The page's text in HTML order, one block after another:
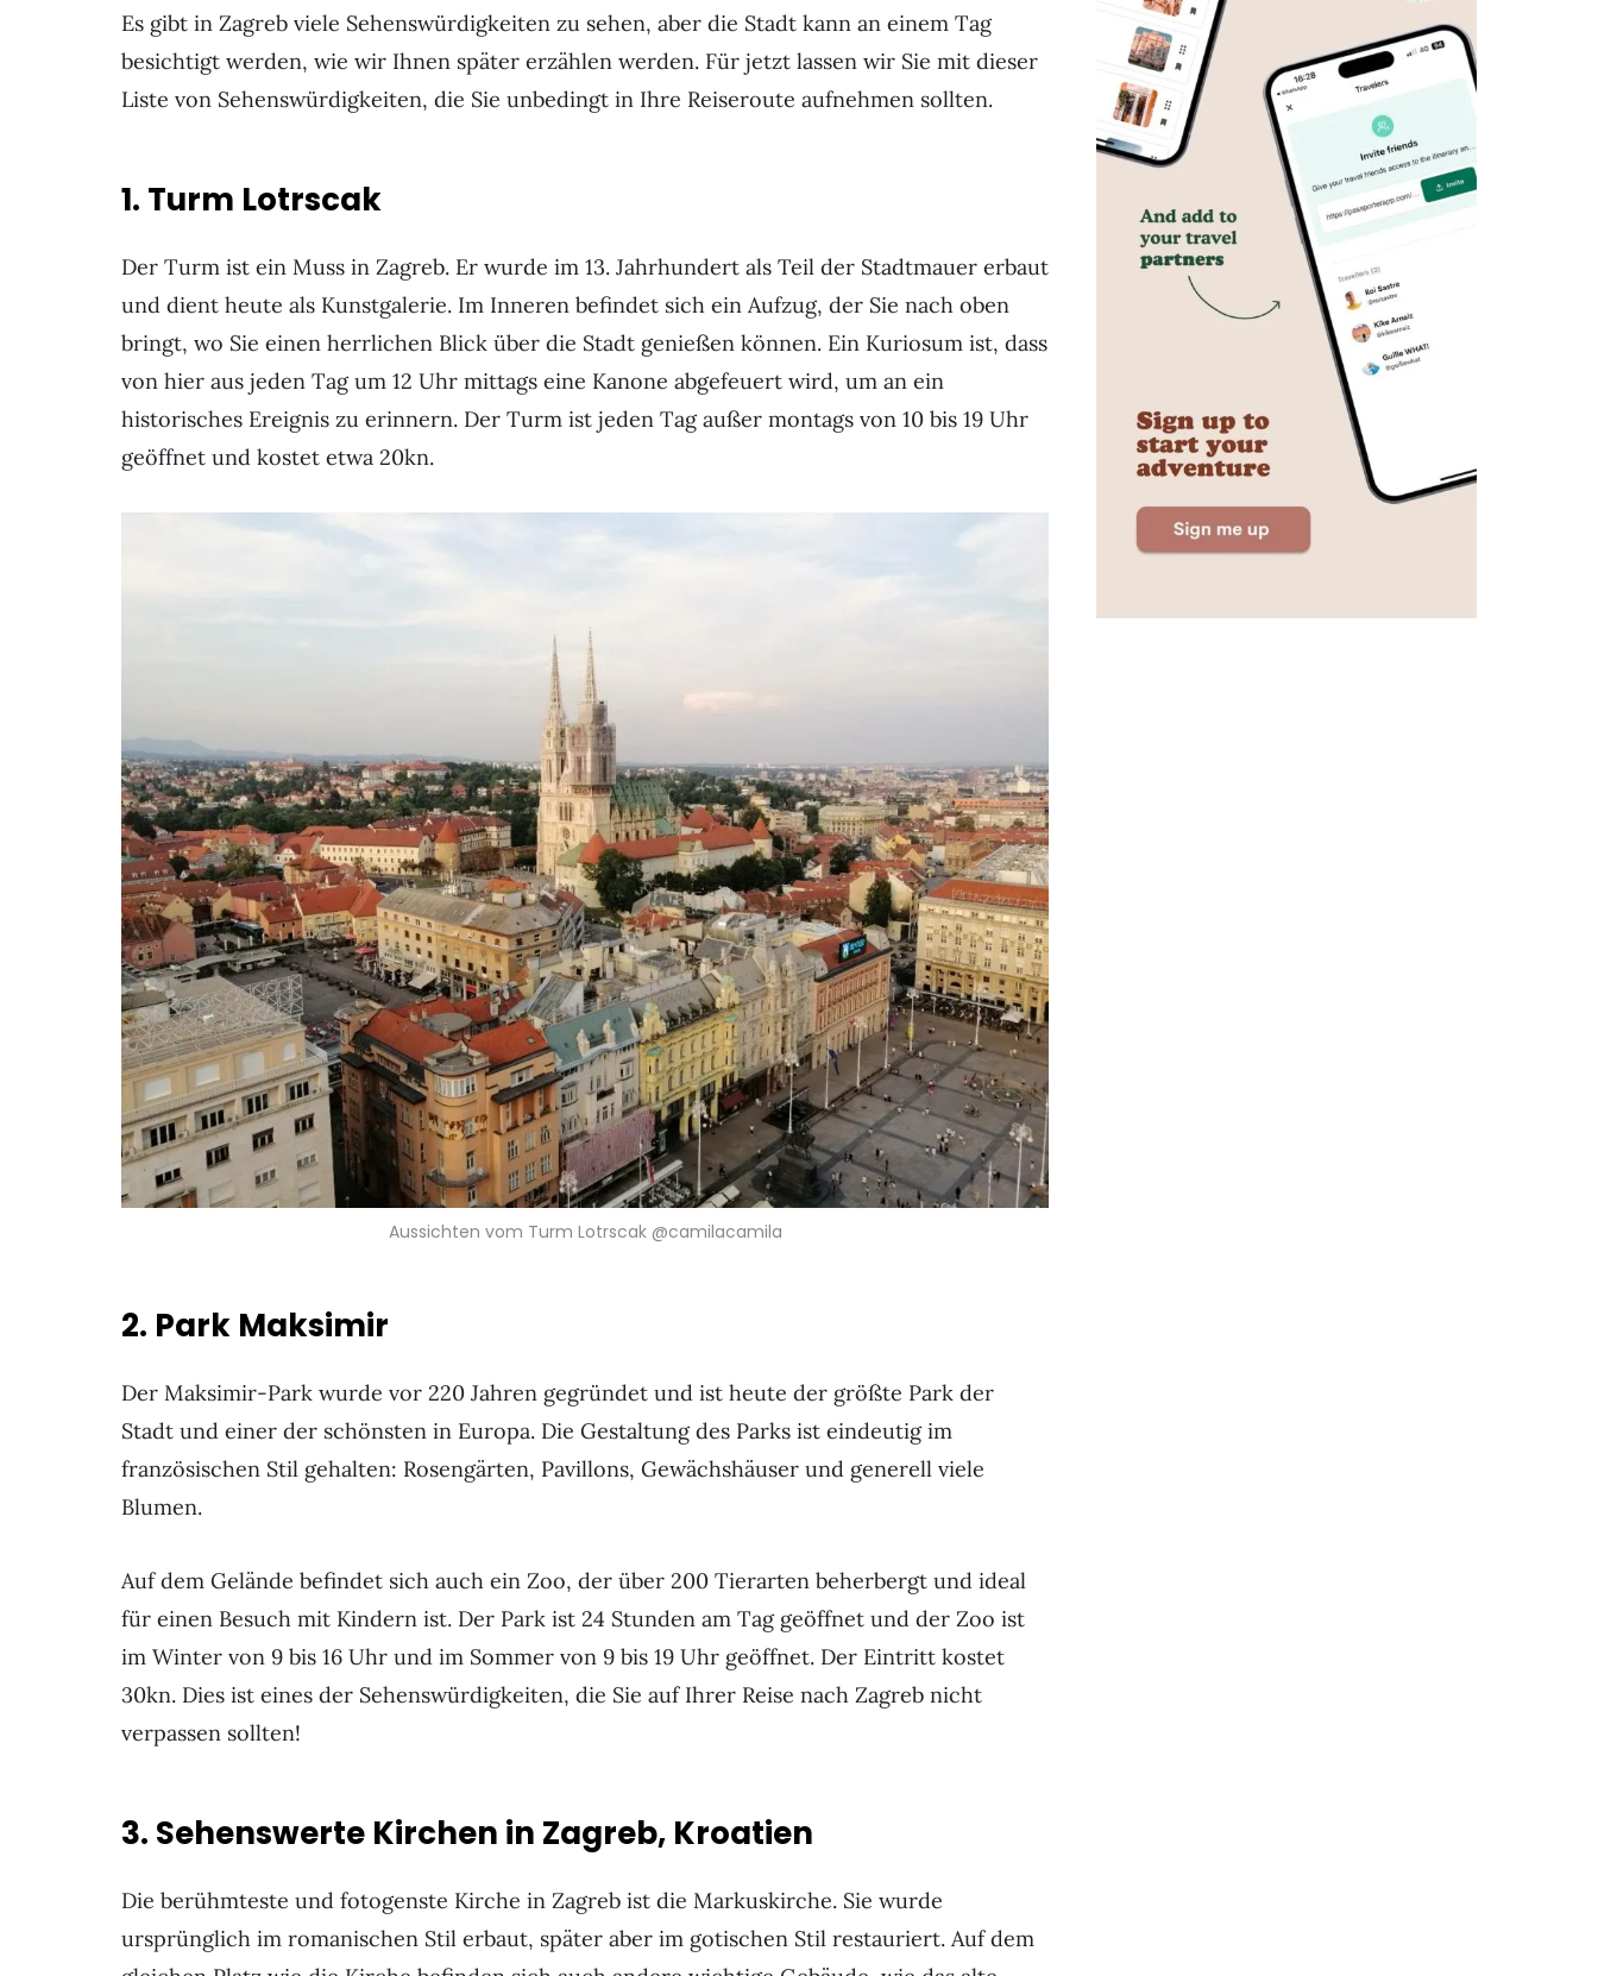
Es gibt in Zagreb viele Sehenswürdigkeiten zu sehen, aber die Stadt kann an einem Tag
besichtigt werden, wie wir Ihnen später erzählen werden. Für jetzt lassen wir Sie mit dieser
Liste von Sehenswürdigkeiten, die Sie unbedingt in Ihre Reiseroute aufnehmen sollten.
1. Turm Lotrscak
Der Turm ist ein Muss in Zagreb. Er wurde im 13. Jahrhundert als Teil der Stadtmauer erbaut
und dient heute als Kunstgalerie. Im Inneren befindet sich ein Aufzug, der Sie nach oben
bringt, wo Sie einen herrlichen Blick über die Stadt genießen können. Ein Kuriosum ist, dass
von hier aus jeden Tag um 12 Uhr mittags eine Kanone abgefeuert wird, um an ein
historisches Ereignis zu erinnern. Der Turm ist jeden Tag außer montags von 10 bis 19 Uhr
geöffnet und kostet etwa 20kn.
Aussichten vom Turm Lotrscak @camilacamila
2. Park Maksimir
Der Maksimir-Park wurde vor 220 Jahren gegründet und ist heute der größte Park der
Stadt und einer der schönsten in Europa. Die Gestaltung des Parks ist eindeutig im
französischen Stil gehalten: Rosengärten, Pavillons, Gewächshäuser und generell viele
Blumen.
Auf dem Gelände befindet sich auch ein Zoo, der über 200 Tierarten beherbergt und ideal
für einen Besuch mit Kindern ist. Der Park ist 24 Stunden am Tag geöffnet und der Zoo ist
im Winter von 9 bis 16 Uhr und im Sommer von 9 bis 19 Uhr geöffnet. Der Eintritt kostet
30kn. Dies ist eines der Sehenswürdigkeiten, die Sie auf Ihrer Reise nach Zagreb nicht
verpassen sollten!
3. Sehenswerte Kirchen in Zagreb, Kroatien
Die berühmteste und fotogenste Kirche in Zagreb ist die Markuskirche. Sie wurde
ursprünglich im romanischen Stil erbaut, später aber im gotischen Stil restauriert. Auf dem